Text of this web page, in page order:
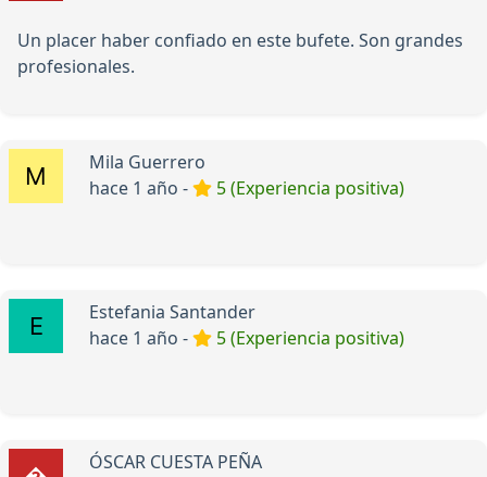
Un placer haber confiado en este bufete. Son grandes
profesionales.
Mila Guerrero
hace 1 año -
5 (Experiencia positiva)
Estefania Santander
hace 1 año -
5 (Experiencia positiva)
ÓSCAR CUESTA PEÑA